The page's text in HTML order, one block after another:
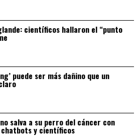
científicos hallaron el “punto
puede ser más dañino que un
salva a su perro del cáncer con
chatbots y científicos